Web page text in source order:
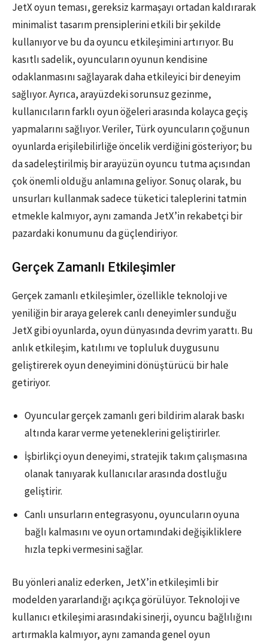
JetX oyun teması, gereksiz karmaşayı ortadan kaldırarak
minimalist tasarım prensiplerini etkili bir şekilde
kullanıyor ve bu da oyuncu etkileşimini artırıyor. Bu
kasıtlı sadelik, oyuncuların oyunun kendisine
odaklanmasını sağlayarak daha etkileyici bir deneyim
sağlıyor. Ayrıca, arayüzdeki sorunsuz gezinme,
kullanıcıların farklı oyun öğeleri arasında kolayca geçiş
yapmalarını sağlıyor. Veriler, Türk oyuncuların çoğunun
oyunlarda erişilebilirliğe öncelik verdiğini gösteriyor; bu
da sadeleştirilmiş bir arayüzün oyuncu tutma açısından
çok önemli olduğu anlamına geliyor. Sonuç olarak, bu
unsurları kullanmak sadece tüketici taleplerini tatmin
etmekle kalmıyor, aynı zamanda JetX’in rekabetçi bir
pazardaki konumunu da güçlendiriyor.
Gerçek Zamanlı Etkileşimler
Gerçek zamanlı etkileşimler, özellikle teknoloji ve
yeniliğin bir araya gelerek canlı deneyimler sunduğu
JetX gibi oyunlarda, oyun dünyasında devrim yarattı. Bu
anlık etkileşim, katılımı ve topluluk duygusunu
geliştirerek oyun deneyimini dönüştürücü bir hale
getiriyor.
Oyuncular gerçek zamanlı geri bildirim alarak baskı
altında karar verme yeteneklerini geliştirirler.
İşbirlikçi oyun deneyimi, stratejik takım çalışmasına
olanak tanıyarak kullanıcılar arasında dostluğu
geliştirir.
Canlı unsurların entegrasyonu, oyuncuların oyuna
bağlı kalmasını ve oyun ortamındaki değişikliklere
hızla tepki vermesini sağlar.
Bu yönleri analiz ederken, JetX’in etkileşimli bir
modelden yararlandığı açıkça görülüyor. Teknoloji ve
kullanıcı etkileşimi arasındaki sinerji, oyuncu bağlılığını
artırmakla kalmıyor, aynı zamanda genel oyun